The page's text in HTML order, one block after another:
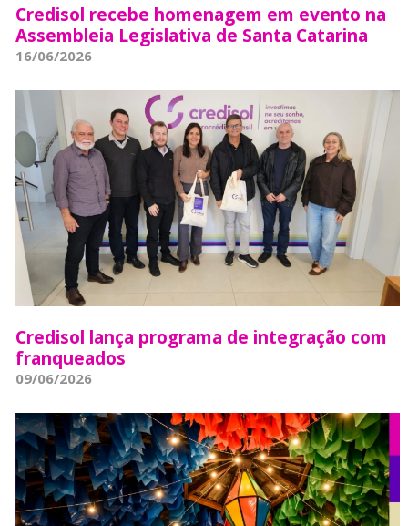
Credisol recebe homenagem em evento na
Assembleia Legislativa de Santa Catarina
16/06/2026
Credisol lança programa de integração com
franqueados
09/06/2026